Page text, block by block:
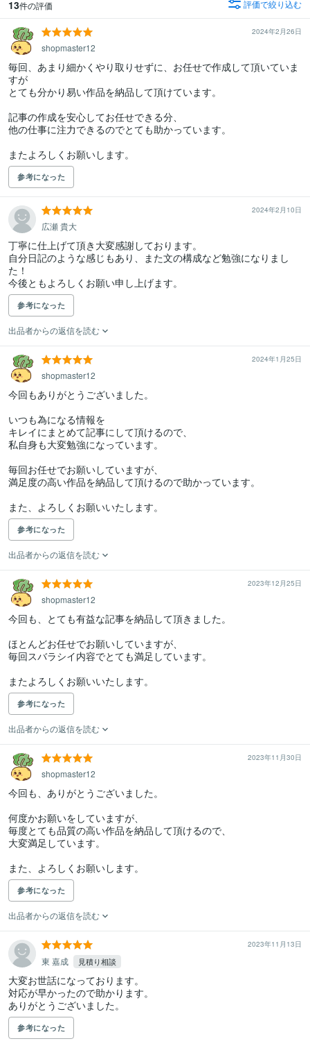
13件の評価 評価で絞り込む
2024年2月26日
shopmaster12
毎回、あまり細かくやり取りせずに、お任せで作成して頂いていま
すが
とても分かり易い作品を納品して頂けています。
記事の作成を安心してお任せできる分、
他の仕事に注力できるのでとても助かっています。
またよろしくお願いします。
参考になった
2024年2月10日
広瀬 貴大
丁寧に仕上げて頂き大変感謝しております。
自分日記のような感じもあり、また文の構成など勉強になりまし
た！
今後ともよろしくお願い申し上げます。
参考になった
出品者からの返信を読む
2024年1月25日
shopmaster12
今回もありがとうございました。
いつも為になる情報を
キレイにまとめて記事にして頂けるので、
私自身も大変勉強になっています。
毎回お任せでお願いしていますが、
満足度の高い作品を納品して頂けるので助かっています。
また、よろしくお願いいたします。
参考になった
出品者からの返信を読む
2023年12月25日
shopmaster12
今回も、とても有益な記事を納品して頂きました。
ほとんどお任せでお願いしていますが、
毎回スバラシイ内容でとても満足しています。
またよろしくお願いいたします。
参考になった
出品者からの返信を読む
2023年11月30日
shopmaster12
今回も、ありがとうございました。
何度かお願いをしていますが、
毎度とても品質の高い作品を納品して頂けるので、
大変満足しています。
また、よろしくお願いします。
参考になった
出品者からの返信を読む
2023年11月13日
東 嘉成 見積り相談
大変お世話になっております。
対応が早かったので助かります。
ありがとうございました。
参考になった